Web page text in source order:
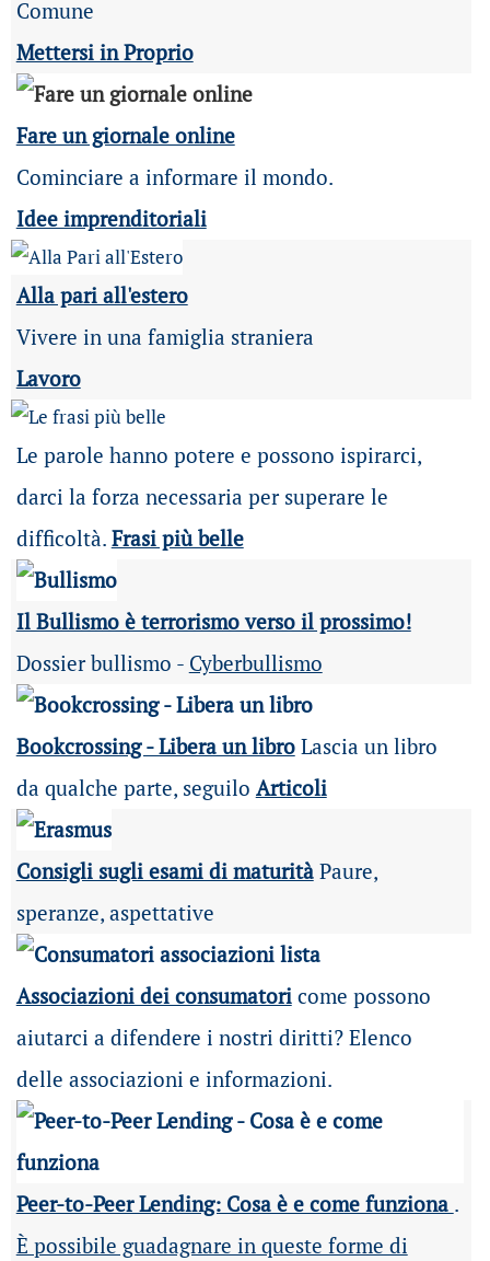
Comune
Mettersi in Proprio
Fare un giornale online
Cominciare a informare il mondo.
Idee imprenditoriali
Alla pari all'estero
Vivere in una famiglia straniera
Lavoro
Le parole hanno potere e possono ispirarci,
darci la forza necessaria per superare le
difficoltà. Frasi più belle
Il Bullismo è terrorismo verso il prossimo!
Dossier bullismo - Cyberbullismo
Bookcrossing - Libera un libroLascia un libro
da qualche parte, seguilo Articoli
Consigli sugli esami di maturità Paure,
speranze, aspettative
Associazioni dei consumatoricome possono
aiutarci a difendere i nostri diritti? Elenco
delle associazioni e informazioni.
Peer-to-Peer Lending: Cosa è e come funziona .
È possibile guadagnare in queste forme di